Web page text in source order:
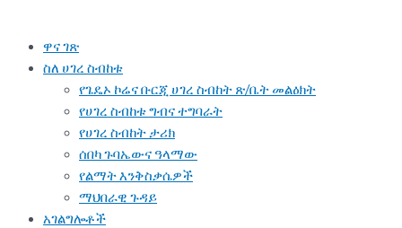
ዋና ገጽ
ስለ ሀገረ ስብከቱ
የጌዴኦ ኮሬና ቡርጂ ሀገረ ስብከት ጽ/ቤት መልዕክት
የሀገረ ስብከቱ ግብና ተግባራት
የሀገረ ስብከት ታሪክ
ሰበካ ጉባኤውና ዓላማው
የልማት እንቅስቃሴዎች
ማህበራዊ ጉዳይ
አገልግሎቶች